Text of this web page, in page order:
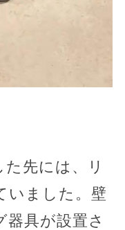
た先には、リ
いました。壁
具が設置さ